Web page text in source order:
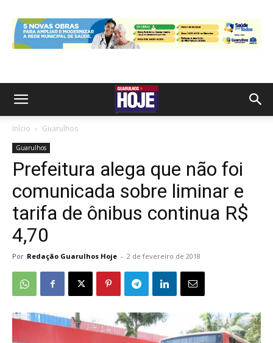
Início Guarulhos
Guarulhos
Prefeitura alega que não foi
comunicada sobre liminar e
tarifa de ônibus continua R$
4,70
Por Redação Guarulhos Hoje - 2 de fevereiro de 2018